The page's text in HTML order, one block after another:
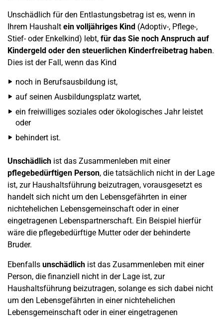
Unschädlich für den Entlastungsbetrag ist es, wenn in
Ihrem Haushalt ein volljähriges Kind (Adoptiv-, Pflege-,
Stief- oder Enkelkind) lebt, für das Sie noch Anspruch auf
Kindergeld oder den steuerlichen Kinderfreibetrag haben.
Dies ist der Fall, wenn das Kind
noch in Berufsausbildung ist,
auf seinen Ausbildungsplatz wartet,
ein freiwilliges soziales oder ökologisches Jahr leistet
oder
behindert ist.
Unschädlich ist das Zusammenleben mit einer
pflegebedürftigen Person, die tatsächlich nicht in der Lage
ist, zur Haushaltsführung beizutragen, vorausgesetzt es
handelt sich nicht um den Lebensgefährten in einer
nichtehelichen Lebensgemeinschaft oder in einer
eingetragenen Lebenspartnerschaft. Ein Beispiel hierfür
wäre die pflegebedürftige Mutter oder der behinderte
Bruder.
Ebenfalls unschädlich ist das Zusammenleben mit einer
Person, die finanziell nicht in der Lage ist, zur
Haushaltsführung beizutragen, solange es sich dabei nicht
um den Lebensgefährten in einer nichtehelichen
Lebensgemeinschaft oder in einer eingetragenen